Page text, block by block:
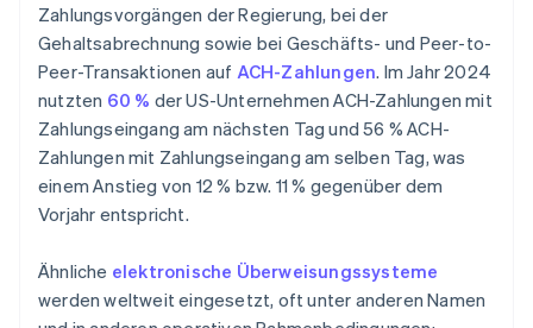
Zahlungsvorgängen der Regierung, bei der
Gehaltsabrechnung sowie bei Geschäfts- und Peer-to-
Peer-Transaktionen auf ACH-Zahlungen. Im Jahr 2024
nutzten 60 % der US-Unternehmen ACH-Zahlungen mit
Zahlungseingang am nächsten Tag und 56 % ACH-
Zahlungen mit Zahlungseingang am selben Tag, was
einem Anstieg von 12 % bzw. 11 % gegenüber dem
Vorjahr entspricht.
Ähnliche elektronische Überweisungssysteme
werden weltweit eingesetzt, oft unter anderen Namen